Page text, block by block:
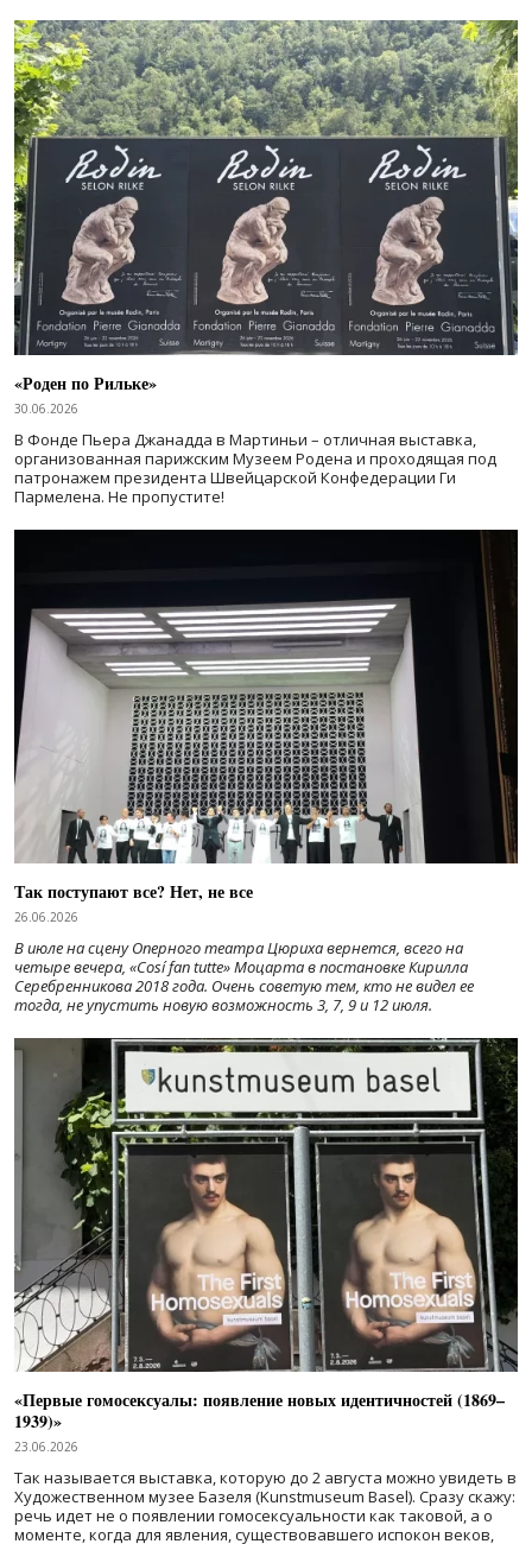
«Роден по Рильке»
30.06.2026
В Фонде Пьера Джанадда в Мартиньи – отличная выставка,
организованная парижским Музеем Родена и проходящая под
патронажем президента Швейцарской Конфедерации Ги
Пармелена. Не пропустите!
Так поступают все? Нет, не все
26.06.2026
В июле на сцену Оперного театра Цюриха вернется, всего на
четыре вечера, «Cosí fan tutte» Моцарта в постановке Кирилла
Серебренникова 2018 года. Очень советую тем, кто не видел ее
тогда, не упустить новую возможность 3, 7, 9 и 12 июля.
«Первые гомосексуалы: появление новых идентичностей (1869–
1939)»
23.06.2026
Так называется выставка, которую до 2 августа можно увидеть в
Художественном музее Базеля (Kunstmuseum Basel). Сразу скажу:
речь идет не о появлении гомосексуальности как таковой, а о
моменте, когда для явления, существовавшего испокон веков,